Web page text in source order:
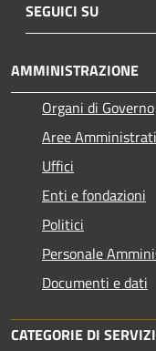
SEGUICI SU
AMMINISTRAZIONE
Organi di Governo
Aree
Uffici
Enti e fondazioni
Politici
Personale
Documenti e dati
CATEGORIE DI